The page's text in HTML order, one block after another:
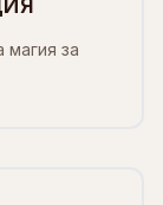
магия за